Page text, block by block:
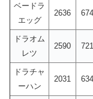
ベードラ
エッグ
2636
ドラオム
レツ
2590
ドラチャ
ーハン
2031